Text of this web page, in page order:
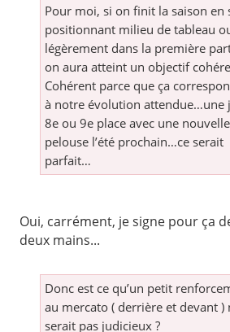
Pour moi, si on finit la saison en
positionnant milieu de tableau
légèrement dans la première
on aura atteint un objectif
Cohérent parce que ça
à notre évolution attendue…une
8e ou 9e place avec une nouvelle
pelouse l’été prochain…ce serait
parfait…
Oui, carrément, je signe pour ça
deux mains...
Donc est ce qu’un petit
au mercato ( derrière et devant )
serait pas judicieux ?